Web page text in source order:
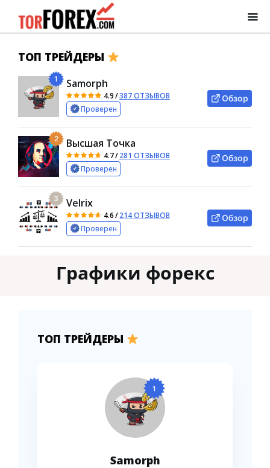
ТОП ТРЕЙДЕРЫ
1 Samorph
4.9/387 ОТЗЫВОВ
Проверен
Обзор
2 Высшая Точка
4.7/281 ОТЗЫВОВ
Проверен
Обзор
3 Velrix
4.6/214 ОТЗЫВОВ
Проверен
Обзор
Графики форекс
ТОП ТРЕЙДЕРЫ
1
Samorph